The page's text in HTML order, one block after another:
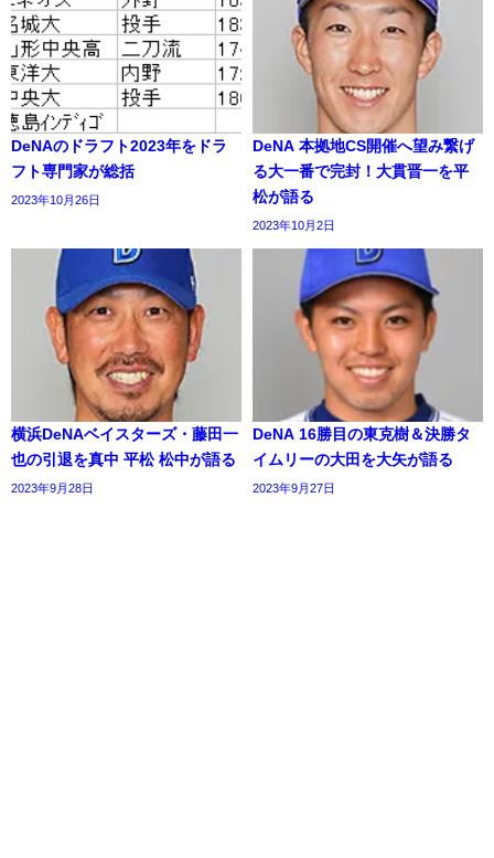
DeNAのドラフト2023年をドラ
フト専門家が総括
2023年10月26日
DeNA 本拠地CS開催へ望み繋げ
る大一番で完封！大貫晋一を平
松が語る
2023年10月2日
横浜DeNAベイスターズ・藤田一
也の引退を真中 平松 松中が語る
2023年9月28日
DeNA 16勝目の東克樹＆決勝タ
イムリーの大田を大矢が語る
2023年9月27日